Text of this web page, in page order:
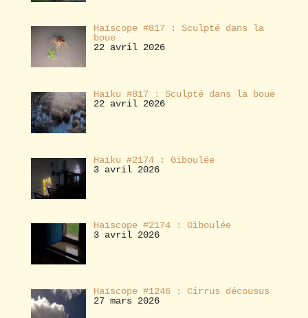
Haïscope #817 : Sculpté dans la
boue
22 avril 2026
Haïku #817 : Sculpté dans la boue
22 avril 2026
Haïku #2174 : Giboulée
3 avril 2026
Haïscope #2174 : Giboulée
3 avril 2026
Haïscope #1246 : Cirrus décousus
27 mars 2026